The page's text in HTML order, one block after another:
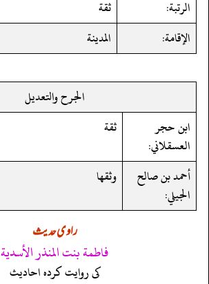
الرتبة:
ثقة
الإقامة:
المدينة
الجرح والتعديل
ابن حجر
العسقلاني:
ثقة
أحمد بن صالح
الجيلي:
وثقها
راوی حدیث
فاطمة بنت المنذر الأسدية
کی روایت کردہ احادیث